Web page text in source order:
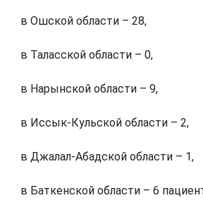
в Ошской области – 28,
в Таласской области – 0,
в Нарынской области – 9,
в Иссык-Кульской области – 2,
в Джалал-Абадской области – 1,
в Баткенской области – 6